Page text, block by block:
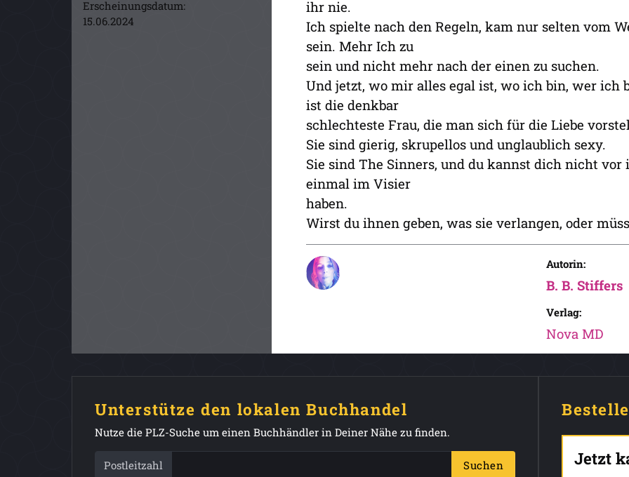
Erscheinungsdatum:
15.06.2024
ihr nie.
Ich spielte nach den Regeln, kam nur selten vom
sein. Mehr Ich zu
sein und nicht mehr nach der einen zu suchen.
Und jetzt, wo mir alles egal ist, wo ich bin, wer ich
ist die denkbar
schlechteste Frau, die man sich für die Liebe
Sie sind gierig, skrupellos und unglaublich sexy.
Sie sind The Sinners, und du kannst dich nicht
einmal im Visier
haben.
Wirst du ihnen geben, was sie verlangen, oder
Autorin:
B. B. Stiffers
Verlag:
Nova MD
Unterstütze den lokalen Buchhandel
Nutze die PLZ-Suche um einen Buchhändler in Deiner Nähe zu finden.
Postleitzahl Suchen Jetzt